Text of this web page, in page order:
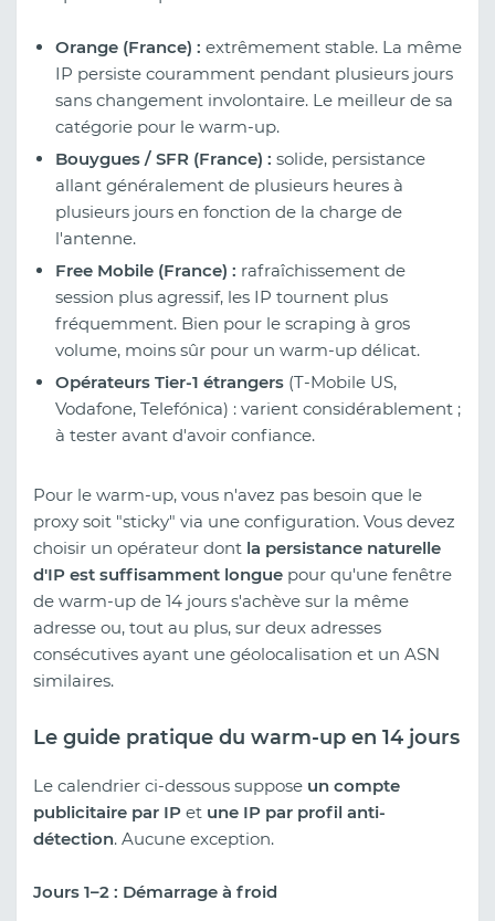
Orange (France) : extrêmement stable. La même
IP persiste couramment pendant plusieurs jours
sans changement involontaire. Le meilleur de sa
catégorie pour le warm-up.
Bouygues / SFR (France) : solide, persistance
allant généralement de plusieurs heures à
plusieurs jours en fonction de la charge de
l'antenne.
Free Mobile (France) : rafraîchissement de
session plus agressif, les IP tournent plus
fréquemment. Bien pour le scraping à gros
volume, moins sûr pour un warm-up délicat.
Opérateurs Tier-1 étrangers (T-Mobile US,
Vodafone, Telefónica) : varient considérablement ;
à tester avant d'avoir confiance.
Pour le warm-up, vous n'avez pas besoin que le
proxy soit "sticky" via une configuration. Vous devez
choisir un opérateur dont la persistance naturelle
d'IP est suffisamment longue pour qu'une fenêtre
de warm-up de 14 jours s'achève sur la même
adresse ou, tout au plus, sur deux adresses
consécutives ayant une géolocalisation et un ASN
similaires.
Le guide pratique du warm-up en 14 jours
Le calendrier ci-dessous suppose un compte
publicitaire par IP et une IP par profil anti-
détection. Aucune exception.
Jours 1–2 : Démarrage à froid